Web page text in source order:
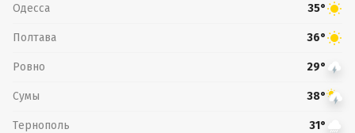
Одесса 35°
Полтава 36°
Ровно 29°
Сумы 38°
Тернополь 31°